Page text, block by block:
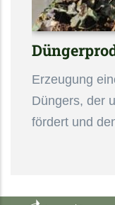
Erzeugung
Düngers, der
fördert und